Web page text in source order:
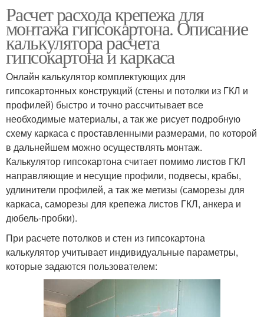
Расчет расхода крепежа для
монтажа гипсокартона. Описание
калькулятора расчета
гипсокартона и каркаса
Онлайн калькулятор комплектующих для
гипсокартонных конструкций (стены и потолки из ГКЛ и
профилей) быстро и точно рассчитывает все
необходимые материалы, а так же рисует подробную
схему каркаса с проставленными размерами, по которой
в дальнейшем можно осуществлять монтаж.
Калькулятор гипсокартона считает помимо листов ГКЛ
направляющие и несущие профили, подвесы, крабы,
удлинители профилей, а так же метизы (саморезы для
каркаса, саморезы для крепежа листов ГКЛ, анкера и
дюбель-пробки).
При расчете потолков и стен из гипсокартона
калькулятор учитывает индивидуальные параметры,
которые задаются пользователем: